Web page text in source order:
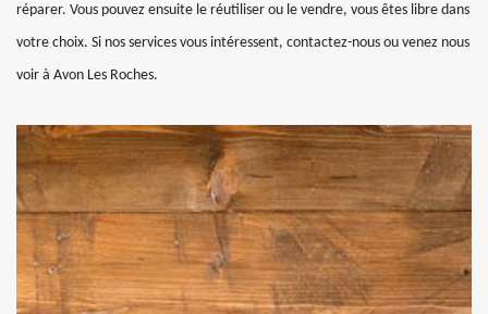
réparer. Vous pouvez ensuite le réutiliser ou le vendre, vous êtes libre dans
votre choix. Si nos services vous intéressent, contactez-nous ou venez nous
voir à Avon Les Roches.